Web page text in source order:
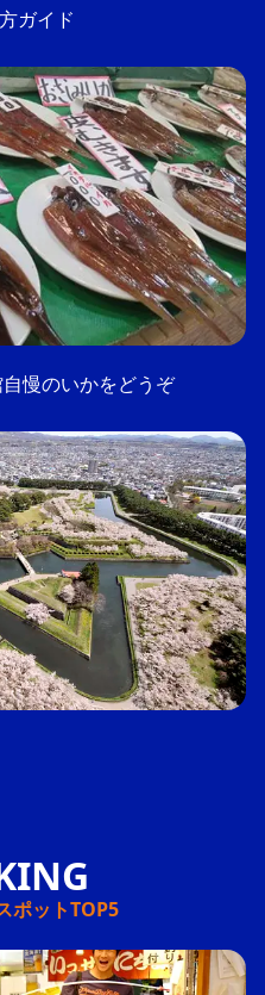
ガイド
慢のいかをどうぞ
ポットTOP5